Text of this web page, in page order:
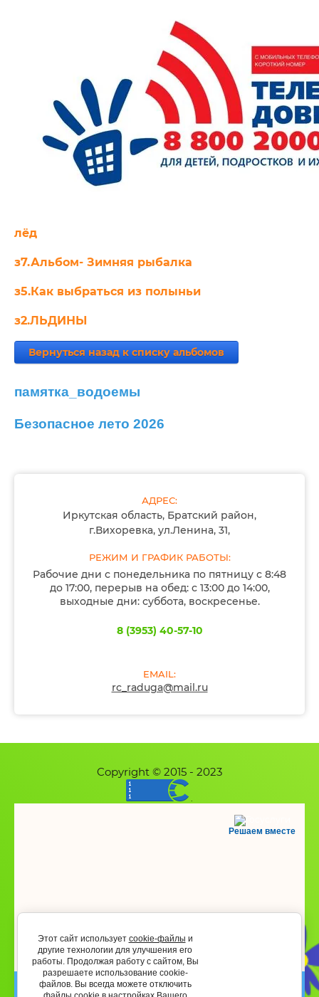
лёд
з7.Альбом- Зимняя рыбалка
з5.Как выбраться из полыньи
з2.ЛЬДИНЫ
Вернуться назад к списку альбомов
памятка_водоемы
Безопасное лето 2026
АДРЕС:
Иркутская область, Братский район,
г.Вихоревка, ул.Ленина, 31,
РЕЖИМ И ГРАФИК РАБОТЫ:
Рабочие дни с понедельника по пятницу с 8:48
до 17:00, перерыв на обед: с 13:00 до 14:00,
выходные дни: суббота, воскресенье.
8 (3953) 40-57-10
EMAIL:
rc_raduga@mail.ru
Copyright © 2015 - 2023
Этот сайт использует cookie-файлы и
другие технологии для улучшения его
работы. Продолжая работу с сайтом, Вы
разрешаете использование cookie-
файлов. Вы всегда можете отключить
.
Решаем вместе